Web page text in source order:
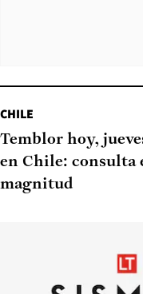
CHILE
Temblor hoy,
en Chile: consulta
magnitud